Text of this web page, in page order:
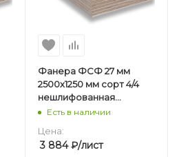
Фанера ФСФ 27 мм
2500х1250 мм сорт 4/4
нешлифованная
березовая
Есть в наличии
Цена:
3 884₽/лист